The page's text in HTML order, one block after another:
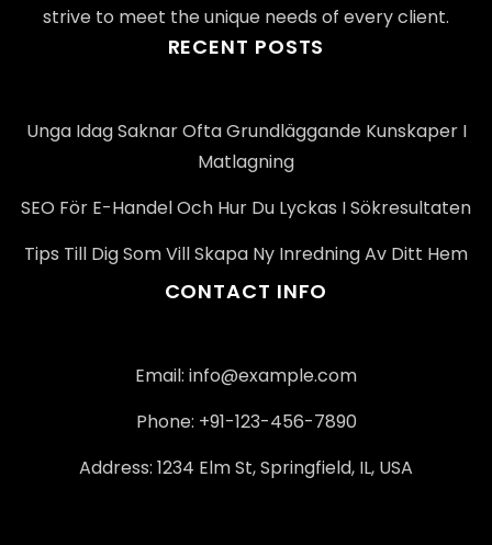
strive to meet the unique needs of every client.
RECENT POSTS
Unga Idag Saknar Ofta Grundläggande Kunskaper I
Matlagning
SEO För E-Handel Och Hur Du Lyckas I Sökresultaten
Tips Till Dig Som Vill Skapa Ny Inredning Av Ditt Hem
CONTACT INFO
Email: info@example.com
Phone: +91-123-456-7890
Address: 1234 Elm St, Springfield, IL, USA